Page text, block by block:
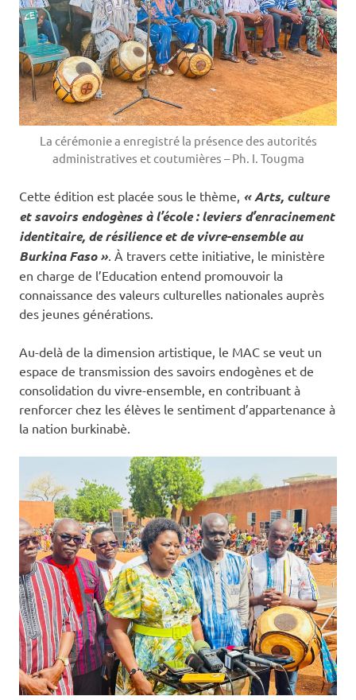
La cérémonie a enregistré la présence des autorités
administratives et coutumières – Ph. I. Tougma
Cette édition est placée sous le thème, « Arts, culture
et savoirs endogènes à l’école : leviers d’enracinement
identitaire, de résilience et de vivre-ensemble au
Burkina Faso » . À travers cette initiative, le ministère
en charge de l’Education entend promouvoir la
connaissance des valeurs culturelles nationales auprès
des jeunes générations.
Au-delà de la dimension artistique, le MAC se veut un
espace de transmission des savoirs endogènes et de
consolidation du vivre-ensemble, en contribuant à
renforcer chez les élèves le sentiment d’appartenance à
la nation burkinabè.